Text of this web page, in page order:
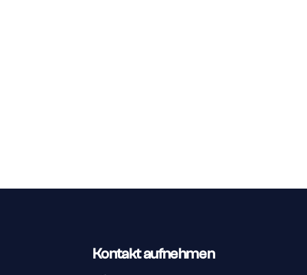
Kontakt aufnehmen